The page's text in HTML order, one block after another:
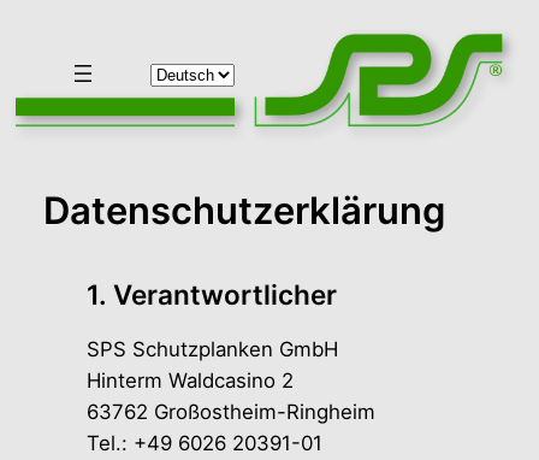
springen
Sprache
auswählen
Datenschutzerklärung
1. Verantwortlicher
SPS Schutzplanken GmbH
Hinterm Waldcasino 2
63762 Großostheim-Ringheim
Tel.: +49 6026 20391-01